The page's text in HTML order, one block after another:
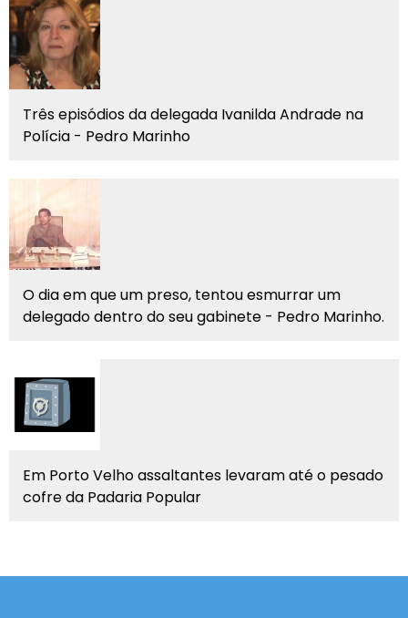
Três episódios da delegada Ivanilda Andrade na
Polícia - Pedro Marinho
O dia em que um preso, tentou esmurrar um
delegado dentro do seu gabinete - Pedro Marinho.
Em Porto Velho assaltantes levaram até o pesado
cofre da Padaria Popular